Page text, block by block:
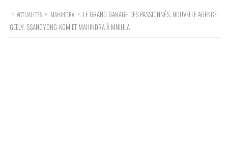
> ACTUALITÉS > MAHINDRA > LE GRAND GARAGE DES PASSIONNÉS: NOUVELLE AGENCE
GEELY, SSANGYONG-KGM ET MAHINDRA À MNIHLA